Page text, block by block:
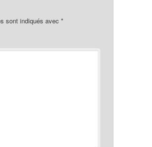
sont indiqués avec *